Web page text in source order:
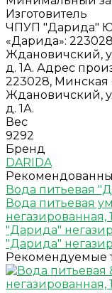
Изготовитель
ЧПУП "Дарида"
«Дарида»:
Ждановичский,
д. 1А. Адрес
223028, Минская
Ждановичский,
д. 1А.
Вес
9292
Бренд
DARIDA
Вода питьевая
Вода питьевая
негазированная,
"Дарида"
"Дарида"
Рекомендуемые